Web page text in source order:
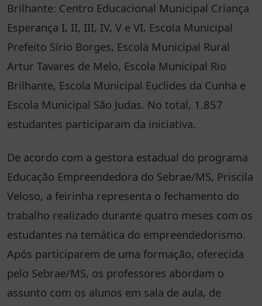
Brilhante: Centro Educacional Municipal Criança
Esperança I, II, III, IV, V e VI, Escola Municipal
Prefeito Sírio Borges, Escola Municipal Rural
Artur Tavares de Melo, Escola Municipal Rio
Brilhante, Escola Municipal Euclides da Cunha e
Escola Municipal São Judas. No total, 1.857
estudantes participaram da iniciativa.
De acordo com a gestora estadual do programa
Educação Empreendedora do Sebrae/MS, Priscila
Veloso, a feirinha representa o fechamento do
trabalho realizado durante quatro meses com os
estudantes na temática do empreendedorismo.
Após participarem de uma formação, oferecida
pelo Sebrae/MS, os professores abordam o
assunto com os alunos em sala de aula, de